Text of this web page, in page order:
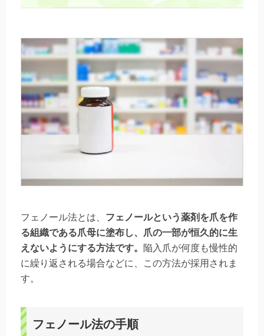
フェノール法とは、 フェノールという薬剤を爪を作
る組織である爪母に塗布し、爪の一部が恒久的に生
えないようにする方法です。
陥入爪が何度も慢性的
に繰り返される場合などに、この方法が採用されま
す。
フェノール法の手順